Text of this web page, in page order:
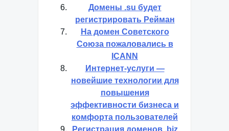
Домены .su будет
регистрировать Рейман
На домен Советского
Союза пожаловались в
ICANN
Интернет-услуги —
новейшие технологии для
повышения
эффективности бизнеса и
комфорта пользователей
Регистрация доменов .biz